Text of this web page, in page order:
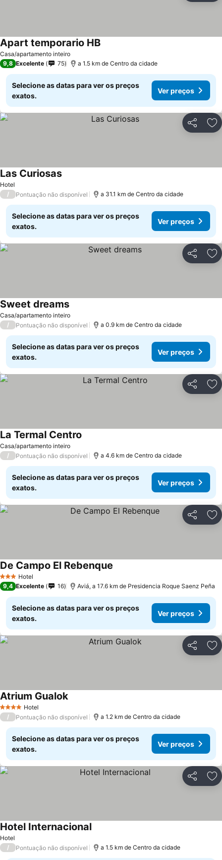
Casa/apartamento inteiro
Apart temporario HBVer preços
9,8 Excelente 75 a 1.5 km de Centro da cidade
Selecione as datas para ver os preços
exatos.
Ver preços
Partilhar
Hotel
Las CuriosasVer preços
/ Pontuação não disponível a 31.1 km de Centro da cidade
Selecione as datas para ver os preços
exatos.
Ver preços
Partilhar
Casa/apartamento inteiro
Sweet dreamsVer preços
/ Pontuação não disponível a 0.9 km de Centro da cidade
Selecione as datas para ver os preços
exatos.
Ver preços
Partilhar
Casa/apartamento inteiro
La Termal Centro
/ Pontuação não disponível a 4.6 km de Centro da cidade
Selecione as datas para ver os preços
exatos.
Ver preços
Partilhar
3 EstrelasHotel
De Campo El Rebenque
9,4 Excelente 16 Aviá, a 17.6 km de Presidencia Roque Saenz Peña
Selecione as datas para ver os preços
exatos.
Ver preços
Partilhar
4 EstrelasHotel
Atrium GualokVer preços
/ Pontuação não disponível a 1.2 km de Centro da cidade
Selecione as datas para ver os preços
exatos.
Ver preços
Partilhar
Hotel
Hotel InternacionalVer preços
/ Pontuação não disponível a 1.5 km de Centro da cidade